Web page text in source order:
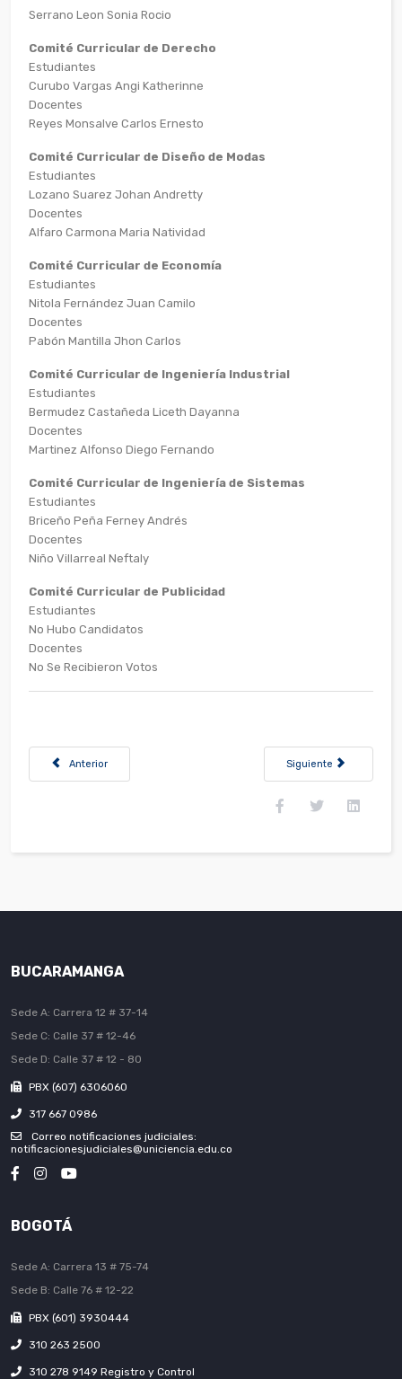
Serrano Leon Sonia Rocio
Comité Curricular de Derecho
Estudiantes
Curubo Vargas Angi Katherinne
Docentes
Reyes Monsalve Carlos Ernesto
Comité Curricular de Diseño de Modas
Estudiantes
Lozano Suarez Johan Andretty
Docentes
Alfaro Carmona Maria Natividad
Comité Curricular de Economía
Estudiantes
Nitola Fernández Juan Camilo
Docentes
Pabón Mantilla Jhon Carlos
Comité Curricular de Ingeniería Industrial
Estudiantes
Bermudez Castañeda Liceth Dayanna
Docentes
Martinez Alfonso Diego Fernando
Comité Curricular de Ingeniería de Sistemas
Estudiantes
Briceño Peña Ferney Andrés
Docentes
Niño Villarreal Neftaly
Comité Curricular de Publicidad
Estudiantes
No Hubo Candidatos
Docentes
No Se Recibieron Votos
Artículo anterior: UNICIENCIA recibe a la vicepresidenta de Ecuador,
Anterior Artículo siguiente: 25
Siguiente
BUCARAMANGA
Sede A: Carrera 12 # 37-14
Sede C: Calle 37 # 12-46
Sede D: Calle 37 # 12 - 80
PBX (607) 6306060
317 667 0986
Correo notificaciones judiciales:
notificacionesjudiciales@uniciencia.edu.co
BOGOTÁ
Sede A: Carrera 13 # 75-74
Sede B: Calle 76 # 12-22
PBX (601) 3930444
310 263 2500
310 278 9149 Registro y Control